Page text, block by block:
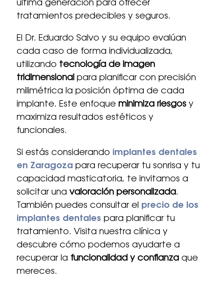
última generación para ofrecer
tratamientos predecibles y seguros.
El Dr. Eduardo Salvo y su equipo evalúan
cada caso de forma individualizada,
utilizando tecnología de imagen
tridimensionalpara planificar con precisión
milimétrica la posición óptima de cada
implante. Este enfoque minimiza riesgosy
maximiza resultados estéticos y
funcionales.
Si estás considerando implantes dentales
en Zaragozapara recuperar tu sonrisa y tu
capacidad masticatoria, te invitamos a
solicitar una valoración personalizada.
También puedes consultar el precio de los
implantes dentales para planificar tu
tratamiento. Visita nuestra clínica y
descubre cómo podemos ayudarte a
recuperar la funcionalidad y confianzaque
mereces.